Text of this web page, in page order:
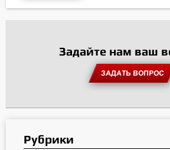
Задайте нам ваш
ЗАДАТЬ ВОПРОС
Рубрики